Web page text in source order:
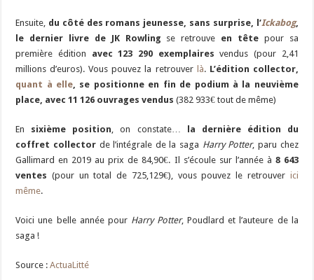
Ensuite, du côté des romans jeunesse, sans surprise, l’Ickabog,
le dernier livre de JK Rowling se retrouve en tête pour sa
première édition avec 123 290 exemplaires vendus (pour 2,41
millions d’euros). Vous pouvez la retrouver là. L’édition collector,
quant à elle, se positionne en fin de podium à la neuvième
place, avec 11 126 ouvrages vendus(382 933€ tout de même)
En sixième position, on constate…
la dernière édition du
coffret collectorde l’intégrale de la saga Harry Potter, paru chez
Gallimard en 2019 au prix de 84,90€. Il s’écoule sur l’année à 8 643
ventes (pour un total de 725,129€), vous pouvez le retrouver ici
même.
Voici une belle année pour Harry Potter, Poudlard et l’auteure de la
saga !
Source :ActuaLitté